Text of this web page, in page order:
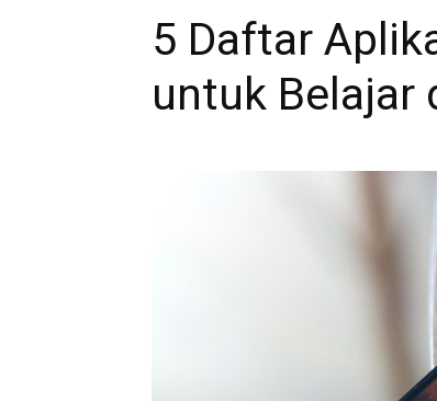
5 Daftar
untuk Belajar